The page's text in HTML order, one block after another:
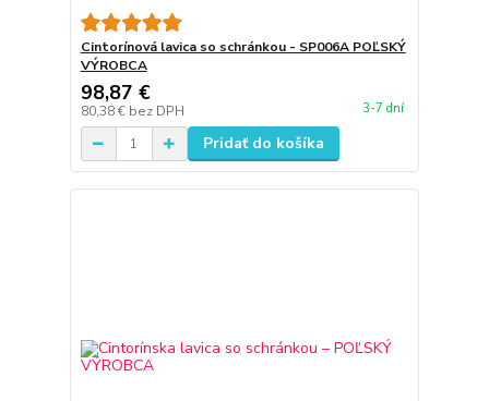
Cintorínová lavica so schránkou - SP006A POĽSKÝ
VÝROBCA
98,87 €
80,38 € bez DPH 3-7 dní
Pridať do košíka